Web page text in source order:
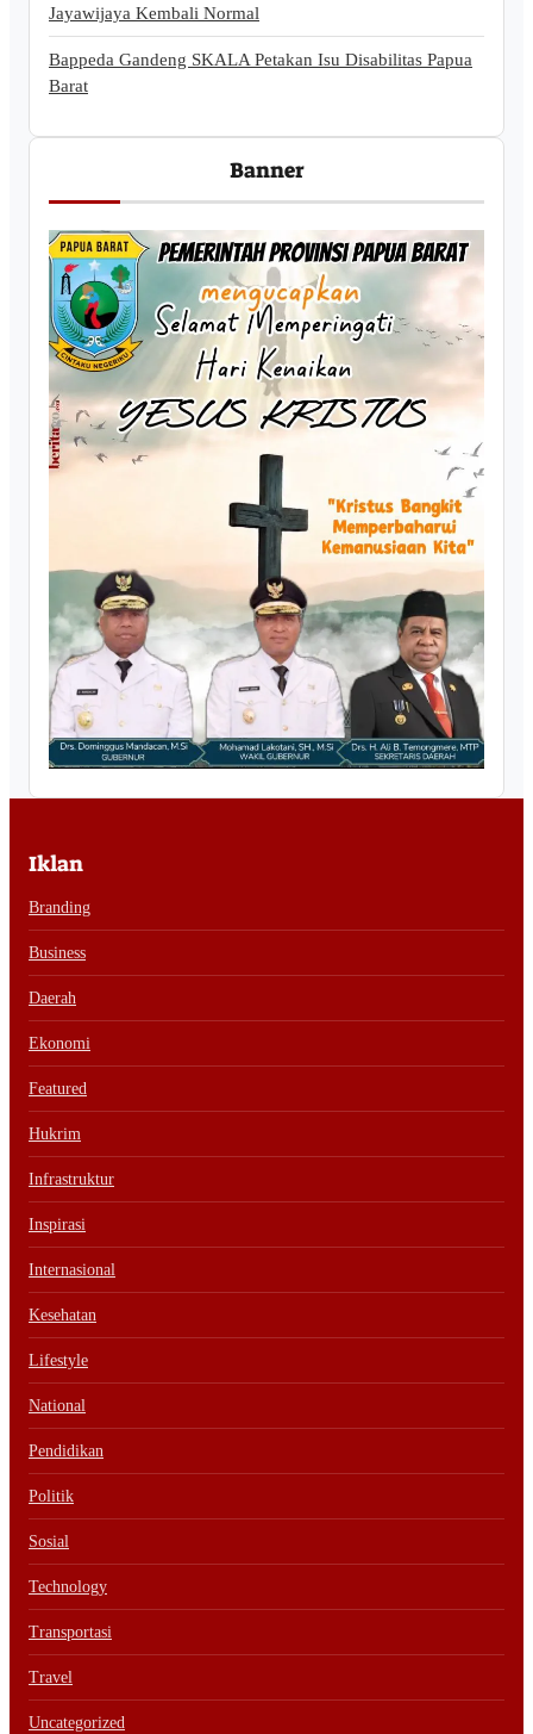
Jayawijaya Kembali Normal
Bappeda Gandeng SKALA Petakan Isu Disabilitas Papua
Barat
Banner
Iklan
Branding
Business
Daerah
Ekonomi
Featured
Hukrim
Infrastruktur
Inspirasi
Internasional
Kesehatan
Lifestyle
National
Pendidikan
Politik
Sosial
Technology
Transportasi
Travel
Uncategorized